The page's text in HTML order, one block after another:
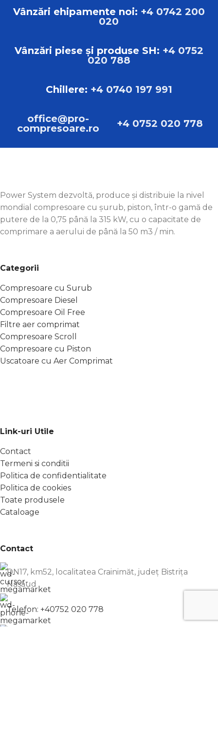
Vânzări ehipamente noi: +4 0742 200
020
Vânzări piese și produse SH: +4 0752
020 788
Chillere: +4 0740 197 991
office@pro-
compresoare.ro
+4 0752 020 778
Power System dezvoltă, produce și distribuie la nivel
mondial compresoare cu șurub, piston, într-o gamă de
putere de la 0,75 până la 315 kW, cu o capacitate de
comprimare a aerului de până la 50 m3 / min.
Categorii
Compresoare cu Surub
Compresoare Diesel
Compresoare Oil Free
Filtre aer comprimat
Compresoare Scroll
Compresoare cu Piston
Uscatoare cu Aer Comprimat
Link-uri Utile
Contact
Termeni si conditii
Politica de confidentialitate
Politica de cookies
Toate produsele
Cataloage
Contact
DN17, km52, localitatea Crainimăt, județ Bistrița
Năsăud
Telefon: +40752 020 778